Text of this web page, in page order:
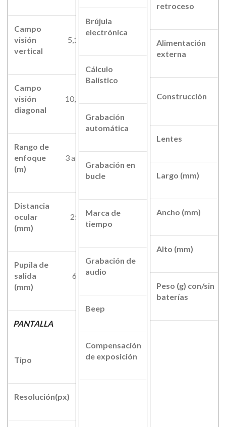
Campo
visión
vertical
5,1°
Campo
visión
diagonal
10,4°
Rango de
enfoque
(m)
3 a ∞
Distancia
ocular
(mm)
25
Pupila de
salida
(mm)
6
PANTALLA
Tipo OLED
Resolución(px)
Brújula
electrónica
Cálculo
Balístico
Grabación
automática
Grabación en
bucle
Marca de
tiempo
Si
Grabación de
audio
Beep
Compensación
de exposición
retroceso
Alimentación
externa
Construcción
Lentes
Largo (mm)
Ancho (mm)
Alto (mm)
Peso (g) con/sin
baterías